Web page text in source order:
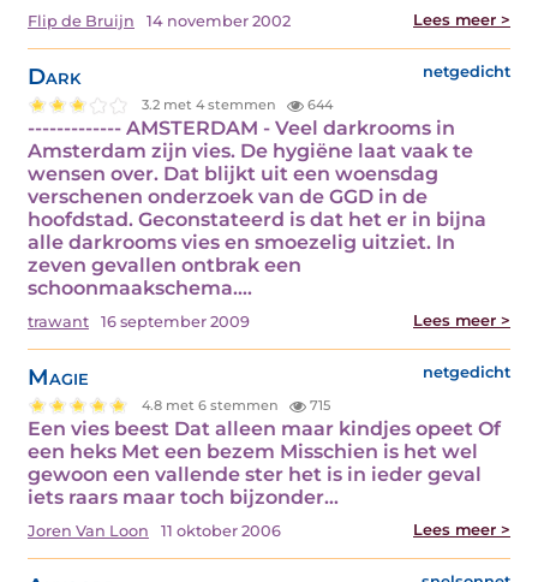
Flip de Bruijn 14 november 2002 Lees meer >
Dark netgedicht
3.2 met 4 stemmen 644
------------- AMSTERDAM - Veel darkrooms in
Amsterdam zijn vies. De hygiëne laat vaak te
wensen over. Dat blijkt uit een woensdag
verschenen onderzoek van de GGD in de
hoofdstad. Geconstateerd is dat het er in bijna
alle darkrooms vies en smoezelig uitziet. In
zeven gevallen ontbrak een
schoonmaakschema.…
trawant 16 september 2009 Lees meer >
Magie netgedicht
4.8 met 6 stemmen 715
Een vies beest Dat alleen maar kindjes opeet Of
een heks Met een bezem Misschien is het wel
gewoon een vallende ster het is in ieder geval
iets raars maar toch bijzonder…
Joren Van Loon 11 oktober 2006 Lees meer >